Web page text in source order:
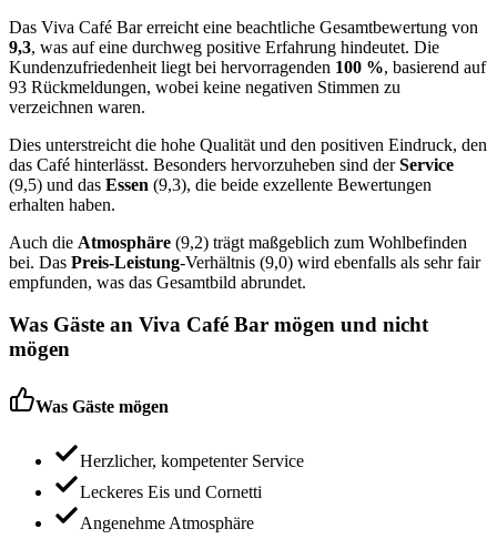
Das Viva Café Bar erreicht eine beachtliche Gesamtbewertung von
9,3, was auf eine durchweg positive Erfahrung hindeutet. Die
Kundenzufriedenheit liegt bei hervorragenden 100 %, basierend auf
93 Rückmeldungen, wobei keine negativen Stimmen zu
verzeichnen waren.
Dies unterstreicht die hohe Qualität und den positiven Eindruck, den
das Café hinterlässt. Besonders hervorzuheben sind derService
(9,5) und das Essen (9,3), die beide exzellente Bewertungen
erhalten haben.
Auch die Atmosphäre (9,2) trägt maßgeblich zum Wohlbefinden
bei. Das Preis-Leistung-Verhältnis (9,0) wird ebenfalls als sehr fair
empfunden, was das Gesamtbild abrundet.
Was Gäste an Viva Café Bar mögen und nicht
mögen
Was Gäste mögen
Herzlicher, kompetenter Service
Leckeres Eis und Cornetti
Angenehme Atmosphäre